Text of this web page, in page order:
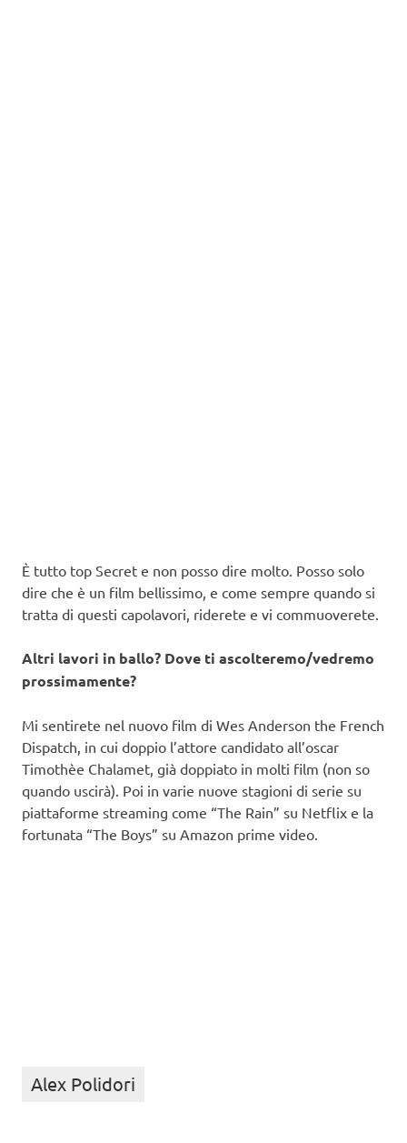
È tutto top Secret e non posso dire molto. Posso solo
dire che è un film bellissimo, e come sempre quando si
tratta di questi capolavori, riderete e vi commuoverete.
Altri lavori in ballo? Dove ti ascolteremo/vedremo
prossimamente?
Mi sentirete nel nuovo film di Wes Anderson the French
Dispatch, in cui doppio l’attore candidato all’oscar
Timothèe Chalamet, già doppiato in molti film (non so
quando uscirà). Poi in varie nuove stagioni di serie su
piattaforme streaming come “The Rain” su Netflix e la
fortunata “The Boys” su Amazon prime video.
Alex Polidori